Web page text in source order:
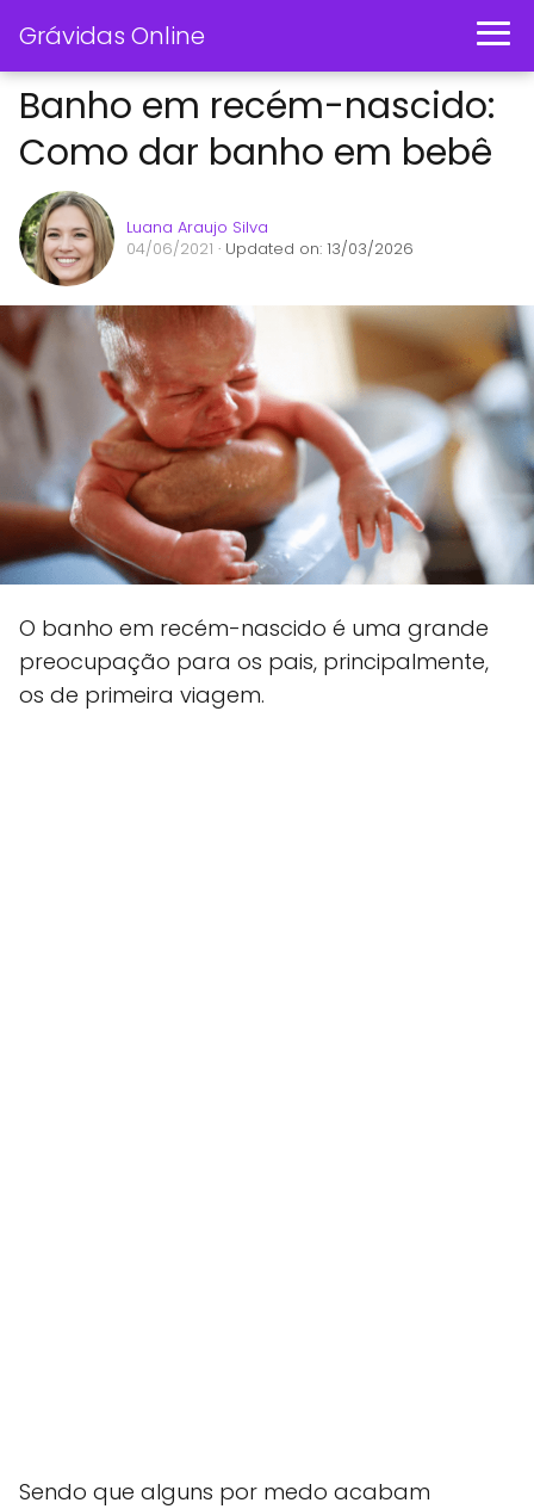
Grávidas Online
Banho em recém-nascido:
Como dar banho em bebê
Luana Araujo Silva
04/06/2021 · Updated on: 13/03/2026
O banho em recém-nascido é uma grande
preocupação para os pais, principalmente,
os de primeira viagem.
Sendo que alguns por medo acabam